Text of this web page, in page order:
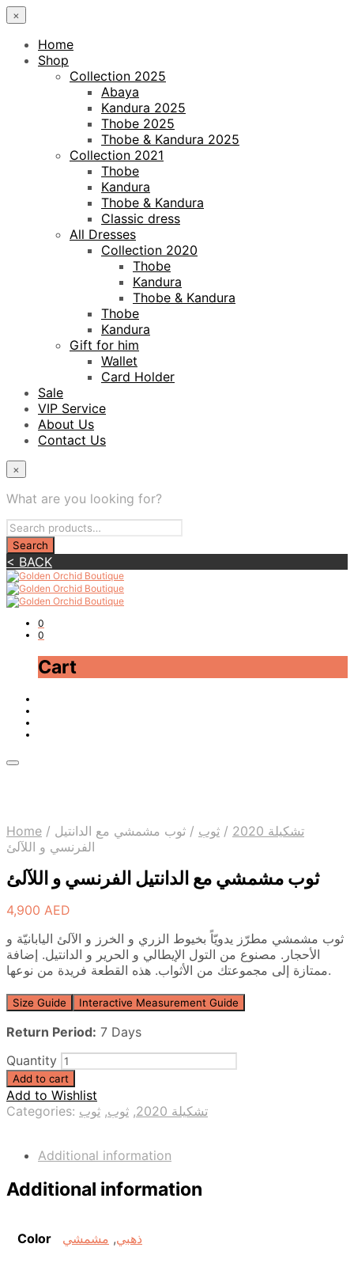
×
Home
Shop
Collection 2025
Abaya
Kandura 2025
Thobe 2025
Thobe & Kandura 2025
Collection 2021
Thobe
Kandura
Thobe & Kandura
Classic dress
All Dresses
Collection 2020
Thobe
Kandura
Thobe & Kandura
Thobe
Kandura
Gift for him
Wallet
Card Holder
Sale
VIP Service
About Us
Contact Us
×
What are you looking for?
< BACK
0
0
Cart
Home / تشكيلة 2020 / ثوب / ثوب مشمشي مع الدانتيل
الفرنسي و اللآلئ
ثوب مشمشي مع الدانتيل الفرنسي و اللآلئ
4,900 AED
ثوب مشمشي مطرّز يدويّاً بخيوط الزري و الخرز و الآلئ اليابانيّة و
الأحجار. مصنوع من التول الإيطالي و الحرير و الدانتيل. إضافة
ممتازة إلى مجموعتك من الأثواب. هذه القطعة فريدة من نوعها.
Size Guide Interactive Measurement Guide
Return Period: 7 Days
Quantity
Add to cart
Add to Wishlist
Categories:
تشكيلة 2020 , ثوب, ثوب
Additional information
Additional information
Color ذهبي, مشمشي